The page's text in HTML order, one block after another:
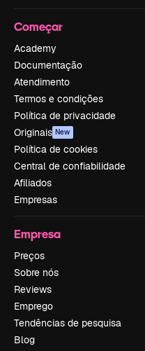
Começar
Academy
Documentação
Atendimento
Termos e condições
Política de privacidade
Originais New
Política de cookies
Central de confiabilidade
Afiliados
Empresas
Empresa
Preços
Sobre nós
Reviews
Emprego
Tendências de pesquisa
Blog